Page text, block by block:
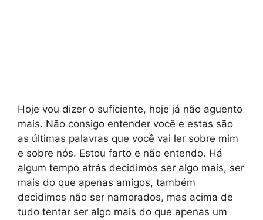
Hoje vou dizer o suficiente, hoje já não aguento
mais. Não consigo entender você e estas são
as últimas palavras que você vai ler sobre mim
e sobre nós. Estou farto e não entendo. Há
algum tempo atrás decidimos ser algo mais, ser
mais do que apenas amigos, também
decidimos não ser namorados, mas acima de
tudo tentar ser algo mais do que apenas um